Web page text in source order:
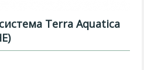
Terra Aquatica